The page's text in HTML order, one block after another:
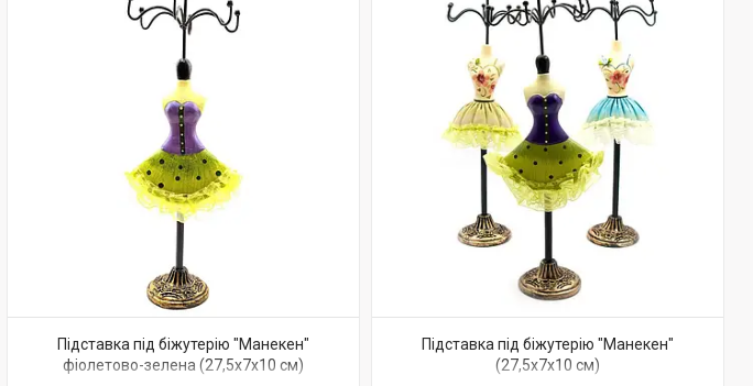
Підставка під біжутерію "Манекен"
фіолетово-зелена (27,5х7х10 см)
Підставка під біжутерію "Манекен"
(27,5х7х10 см)